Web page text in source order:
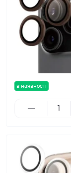
в наявності